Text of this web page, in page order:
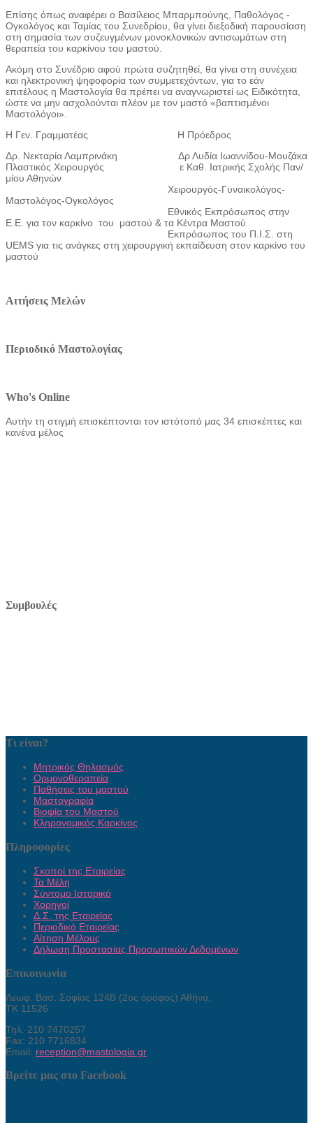
Επίσης όπως αναφέρει ο Βασίλειος Μπαρμπούνης, Παθολόγος -
Ογκολόγος και Ταμίας του Συνεδρίου, θα γίνει διεξοδική παρουσίαση
στη σημασία των συζευγμένων μονοκλονικών αντισωμάτων στη
θεραπεία του καρκίνου του μαστού.
Ακόμη στο Συνέδριο αφού πρώτα συζητηθεί, θα γίνει στη συνέχεια
και ηλεκτρονική ψηφοφορία των συμμετεχόντων, για το εάν
επιτέλους η Μαστολογία θα πρέπει να αναγνωριστεί ως Ειδικότητα,
ώστε να μην ασχολούνται πλέον με τον μαστό «βαπτισμένοι
Μαστολόγοι».
Η Γεν. Γραμματέας Η Πρόεδρος
Δρ. Νεκταρία Λαμπρινάκη
Δρ Λυδία Ιωαννίδου-Μουζάκα
Πλαστικός Χειρουργός
ε Καθ. Ιατρικής Σχολής Παν/
μίου Αθηνών
Χειρουργός-Γυναικολόγος-
Μαστολόγος-Ογκολόγος
Εθνικός Εκπρόσωπος στην
Ε.Ε. για τον καρκίνο του
μαστού & τα Κέντρα Μαστού
Εκπρόσωπος του Π.Ι.Σ. στη
UEMS για τις ανάγκες στη χειρουργική εκπαίδευση στον καρκίνο του
μαστού
Αιτήσεις Μελών
Περιοδικό Μαστολογίας
Who's Online
Αυτήν τη στιγμή επισκέπτονται τον ιστότοπό μας 34 επισκέπτες και
κανένα μέλος
Συμβουλές
Τι είναι?
Μητρικός Θηλασμός
Ορμονοθεραπεία
Παθήσεις του μαστού
Μαστογραφία
Βιοψία του Μαστού
Κληρονομικός Καρκίνος
Πληροφορίες
Σκοποί της Εταιρείας
Τα Μέλη
Σύντομο Ιστορικό
Χορηγοί
Δ.Σ. της Εταιρείας
Περιοδικό Εταιρείας
Αίτηση Μέλους
Δήλωση Προστασίας Προσωπικών Δεδομένων
Επικοινωνία
Λεωφ. Βασ. Σοφίας 124Β (2ος όροφος) Αθήνα,
ΤΚ 11526
Τηλ. 210 7470257
Fax: 210 7716834
Email: reception@mastologia.gr
Βρείτε μας στο Facebook